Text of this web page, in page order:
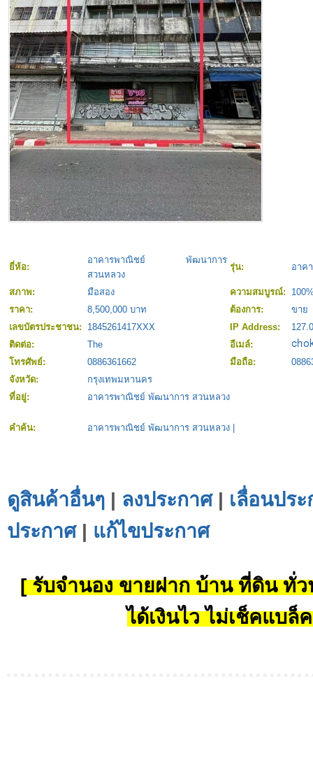
ยี่ห้อ:
อาคารพาณิชย์ พัฒนาการ
สวนหลวง
รุ่น: อาค
สภาพ: มือสอง ความสมบูรณ์:
ราคา:
8,500,000 บาท ต้องการ:
ขาย
เลขบัตรประชาชน:
1845261417XXX IP Address:
ติดต่อ:
The
อีเมล์:
โทรศัพย์:
0886361662 มือถือ:
จังหวัด:
กรุงเทพมหานคร
ที่อยู่:
อาคารพาณิชย์ พัฒนาการ สวนหลวง
คำค้น: อาคารพาณิชย์ พัฒนาการ สวนหลวง
ดูสินค้าอื่นๆ | ลงประกาศ| เลื่อนปร
ประกาศ| แก้ไขประกาศ
[ รับจำนอง ขายฝาก บ้าน ที่ดิน ทั่ว
ได้เงินไว ไม่เช็คแบล็